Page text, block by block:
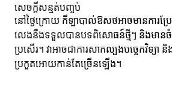
សេចក្ដីសន្មត់បញ្ចប់
នៅថ្ងៃក្រោយ កីឡាបាល់ឱសថអាចមានការប្រ
លេងនឹងទទួលបានបទពិសោធន៍ថ្មីៗ និងមានចំ
ប្រសើរ។ វាអាចជាការសាកល្បងបច្ចេកវិទ្យា និ
ប្រកួតអោយកាន់តែច្រើនឡើង។